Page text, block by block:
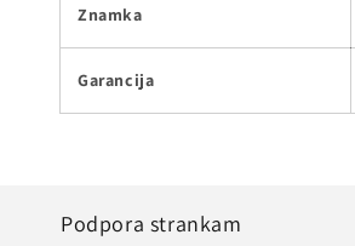
Znamka
Garancija
Podpora strankam